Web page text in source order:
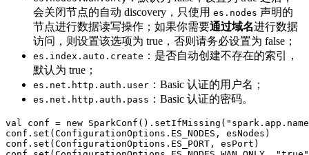
会关闭节点的自动 discovery，只使用 es.nodes 声明的
节点进行数据读写操作；如果你需要通过域名进行数据
访问，则设置该选项为 true，否则请务必设置为 false；
es.index.auto.create ：是否自动创建不存在的索引，
默认为 true；
es.net.http.auth.user ：Basic 认证的用户名；
es.net.http.auth.pass ：Basic 认证的密码。
val conf = new
conf.set(ConfigurationOptions.ES_NODES, esNodes)
conf.set(ConfigurationOptions.ES_PORT, esPort)